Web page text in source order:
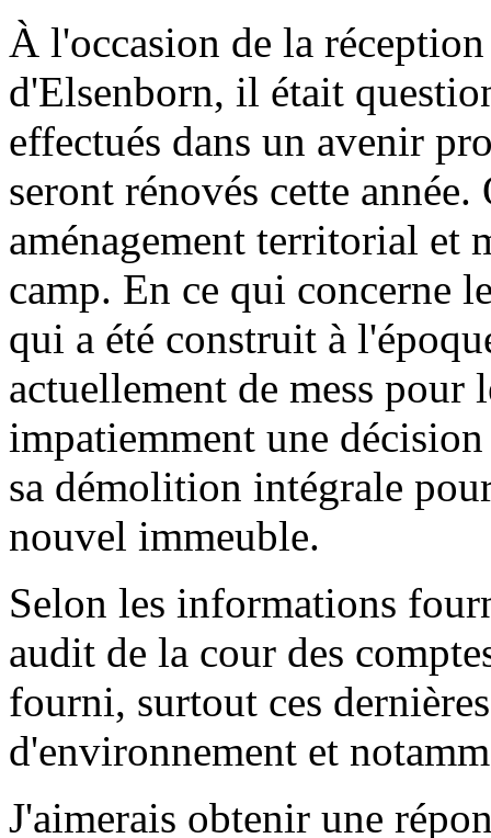
À l'occasion de la
d'Elsenborn, il était
effectués dans un avenir
seront rénovés cette
aménagement territorial et
camp. En ce qui concerne
qui a été construit à
actuellement de mess pour
impatiemment une
sa démolition intégrale
nouvel immeuble.
Selon les informations
audit de la cour des
fourni, surtout ces
d'environnement et
J'aimerais obtenir une